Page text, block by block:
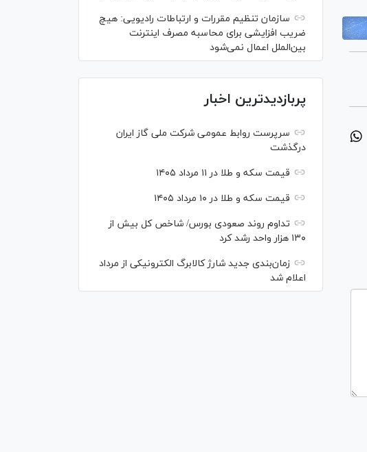
سازمان تنظیم مقررات و ارتباطات رادیویی: هیچ
ضریب افزایشی برای محاسبه مصرف اینترنت
بین‌الملل اعمال نمی‌شود
پربازدیدترین اخبار
سرپرست روابط عمومی شرکت ملی گاز ایران
درگذشت
قیمت سکه و طلا در ۱۱ مرداد ۱۴۰۵
قیمت سکه و طلا در ۱۰ مرداد ۱۴۰۵
تداوم روند صعودی بورس/ شاخص کل بیش از
۱۳۰ هزار واحد رشد کرد
زمان‌بندی جدید شارژ کالابرگ الکترونیکی از مرداد
اعلام شد